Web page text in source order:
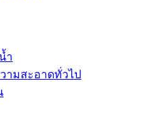
ำ
มสะอาดทั่วไป